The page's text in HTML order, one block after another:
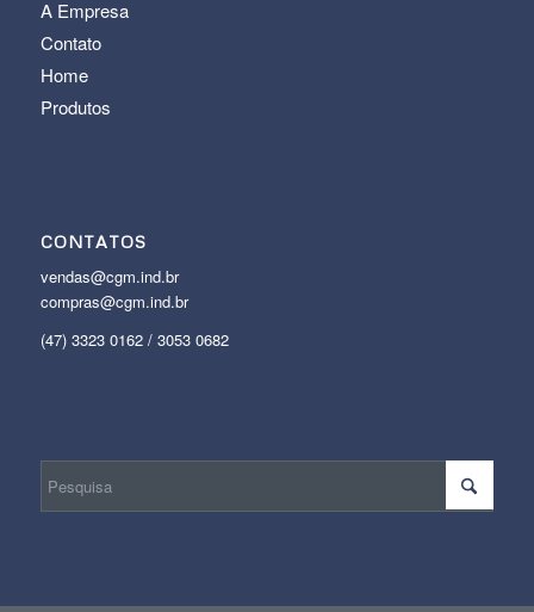
A Empresa
Contato
Home
Produtos
CONTATOS
vendas@cgm.ind.br
compras@cgm.ind.br
(47) 3323 0162 / 3053 0682